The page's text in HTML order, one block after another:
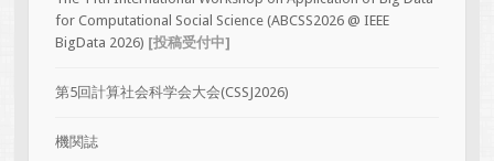
for Computational Social Science (ABCSS2026 @ IEEE
BigData 2026) [投稿受付中]
第5回計算社会科学会大会(CSSJ2026)
機関誌